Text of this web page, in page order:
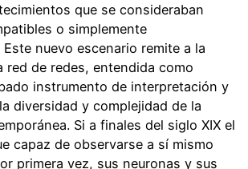
que se consideraban
o simplemente
nuevo escenario remite a la
red de redes, entendida como
instrumento de interpretación y
diversidad y complejidad de la
Si a finales del siglo XIX el
capaz de observarse a sí mismo
primera vez, sus neuronas y sus